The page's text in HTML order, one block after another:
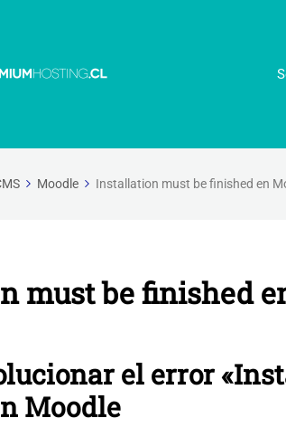
Moodle Installation must be finished en
must be finished
el error
Moodle